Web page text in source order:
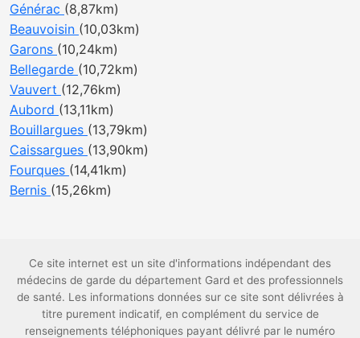
Générac (8,87km)
Beauvoisin (10,03km)
Garons (10,24km)
Bellegarde (10,72km)
Vauvert (12,76km)
Aubord (13,11km)
Bouillargues (13,79km)
Caissargues (13,90km)
Fourques (14,41km)
Bernis (15,26km)
Ce site internet est un site d'informations indépendant des
médecins de garde du département Gard et des professionnels
de santé. Les informations données sur ce site sont délivrées à
titre purement indicatif, en complément du service de
renseignements téléphoniques payant délivré par le numéro